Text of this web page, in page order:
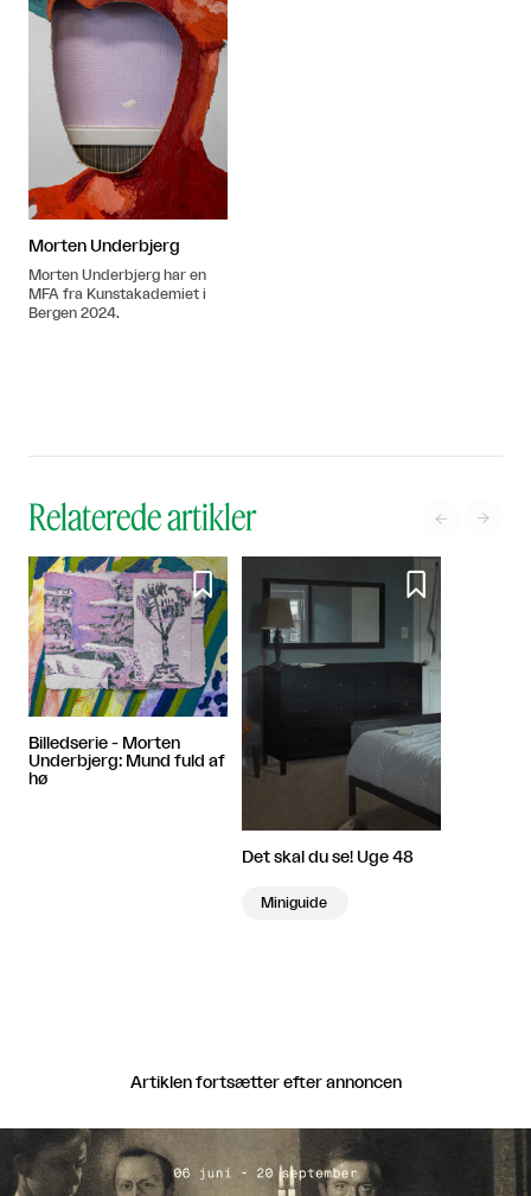
Morten Underbjerg
Morten Underbjerg har en
MFA fra Kunstakademiet i
Bergen 2024.
Relaterede artikler  

Billedserie - Morten
Underbjerg: Mund fuld af
hø

Det skal du se! Uge 48
Miniguide
Artiklen fortsætter efter annoncen